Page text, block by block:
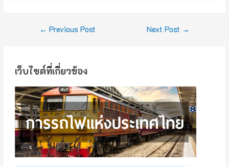
← Previous Post Next Post →
เว็บไซต์ที่เกี่ยวข้อง